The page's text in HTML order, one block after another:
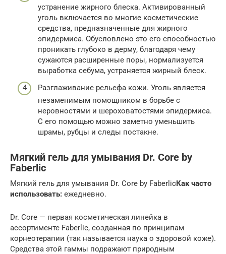
устранение жирного блеска. Активированный
уголь включается во многие косметические
средства, предназначенные для жирного
эпидермиса. Обусловлено это его способностью
проникать глубоко в дерму, благодаря чему
сужаются расширенные поры, нормализуется
выработка себума, устраняется жирный блеск.
Разглаживание рельефа кожи. Уголь является
незаменимым помощником в борьбе с
неровностями и шероховатостями эпидермиса.
С его помощью можно заметно уменьшить
шрамы, рубцы и следы постакне.
Мягкий гель для умывания Dr. Core by
Faberlic
Мягкий гель для умывания Dr. Core by FaberlicКак часто
использовать: ежедневно.
Dr. Core — первая косметическая линейка в
ассортименте Faberlic, созданная по принципам
корнеотерапии (так называется наука о здоровой коже).
Средства этой гаммы подражают природным